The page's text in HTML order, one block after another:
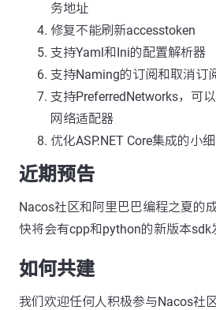
务地址
修复不能刷新accesstoken
支持Yaml和Ini的配置解析器
支持Naming的订阅和取消订
支持PreferredNetworks，可
网络适配器
优化ASP.NET Core集成的小
近期预告
Nacos社区和阿里巴巴编程之夏的
快将会有cpp和python的新版本sdk
如何共建
我们欢迎任何人积极参与Nacos社